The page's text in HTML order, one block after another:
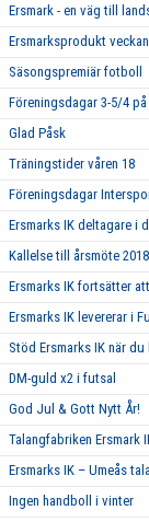
Ersmark - en väg till
Ersmarksprodukt
Säsongspremiär fotboll
Föreningsdagar 3-5/4
Glad Påsk
Träningstider våren 18
Föreningsdagar
Ersmarks IK deltagare i
Kallelse till årsmöte
Ersmarks IK fortsätter
Ersmarks IK levererar i
Stöd Ersmarks IK när
DM-guld x2 i futsal
God Jul & Gott Nytt År!
Talangfabriken Ersmark
Ersmarks IK – Umeås
Ingen handboll i vinter